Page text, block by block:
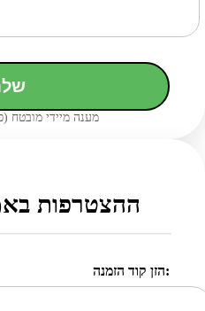
מענה מיידי מובטח (פחות
ההצטרפות
הזן קוד הזמנה: